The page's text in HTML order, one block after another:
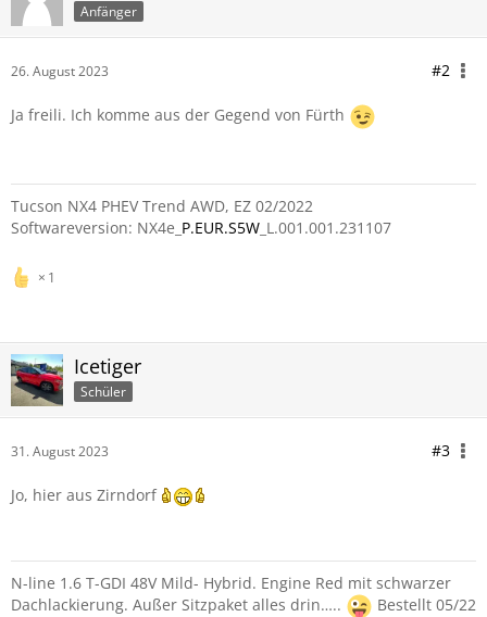
Anfänger
26. August 2023 #2
Ja freili. Ich komme aus der Gegend von Fürth
Tucson NX4 PHEV Trend AWD, EZ 02/2022
Softwareversion: NX4e_ P.EUR.S5W _L.001.001.231107
1
Icetiger
Schüler
31. August 2023 #3
Jo, hier aus Zirndorf
N-line 1.6 T-GDI 48V Mild- Hybrid. Engine Red mit schwarzer
Dachlackierung. Außer Sitzpaket alles drin…..
Bestellt 05/22